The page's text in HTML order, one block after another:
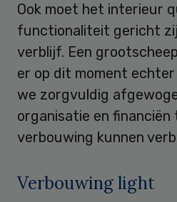
Ook moet het interieur
functionaliteit gericht
verblijf. Een
er op dit moment echter
we zorgvuldig
organisatie en financiën
verbouwing kunnen
Verbouwing light